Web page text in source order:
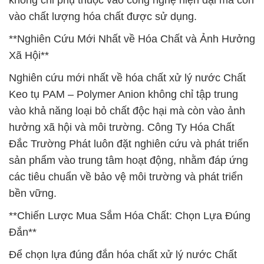
vào chất lượng hóa chất được sử dụng.
**Nghiên Cứu Mới Nhất về Hóa Chất và Ảnh Hưởng
Xã Hội**
Nghiên cứu mới nhất về hóa chất xử lý nước Chất
Keo tụ PAM – Polymer Anion không chỉ tập trung
vào khả năng loại bỏ chất độc hại mà còn vào ảnh
hưởng xã hội và môi trường. Công Ty Hóa Chất
Đắc Trường Phát luôn đặt nghiên cứu và phát triển
sản phẩm vào trung tâm hoạt động, nhằm đáp ứng
các tiêu chuẩn về bảo vệ môi trường và phát triển
bền vững.
**Chiến Lược Mua Sắm Hóa Chất: Chọn Lựa Đúng
Đắn**
Để chọn lựa đúng đắn hóa chất xử lý nước Chất